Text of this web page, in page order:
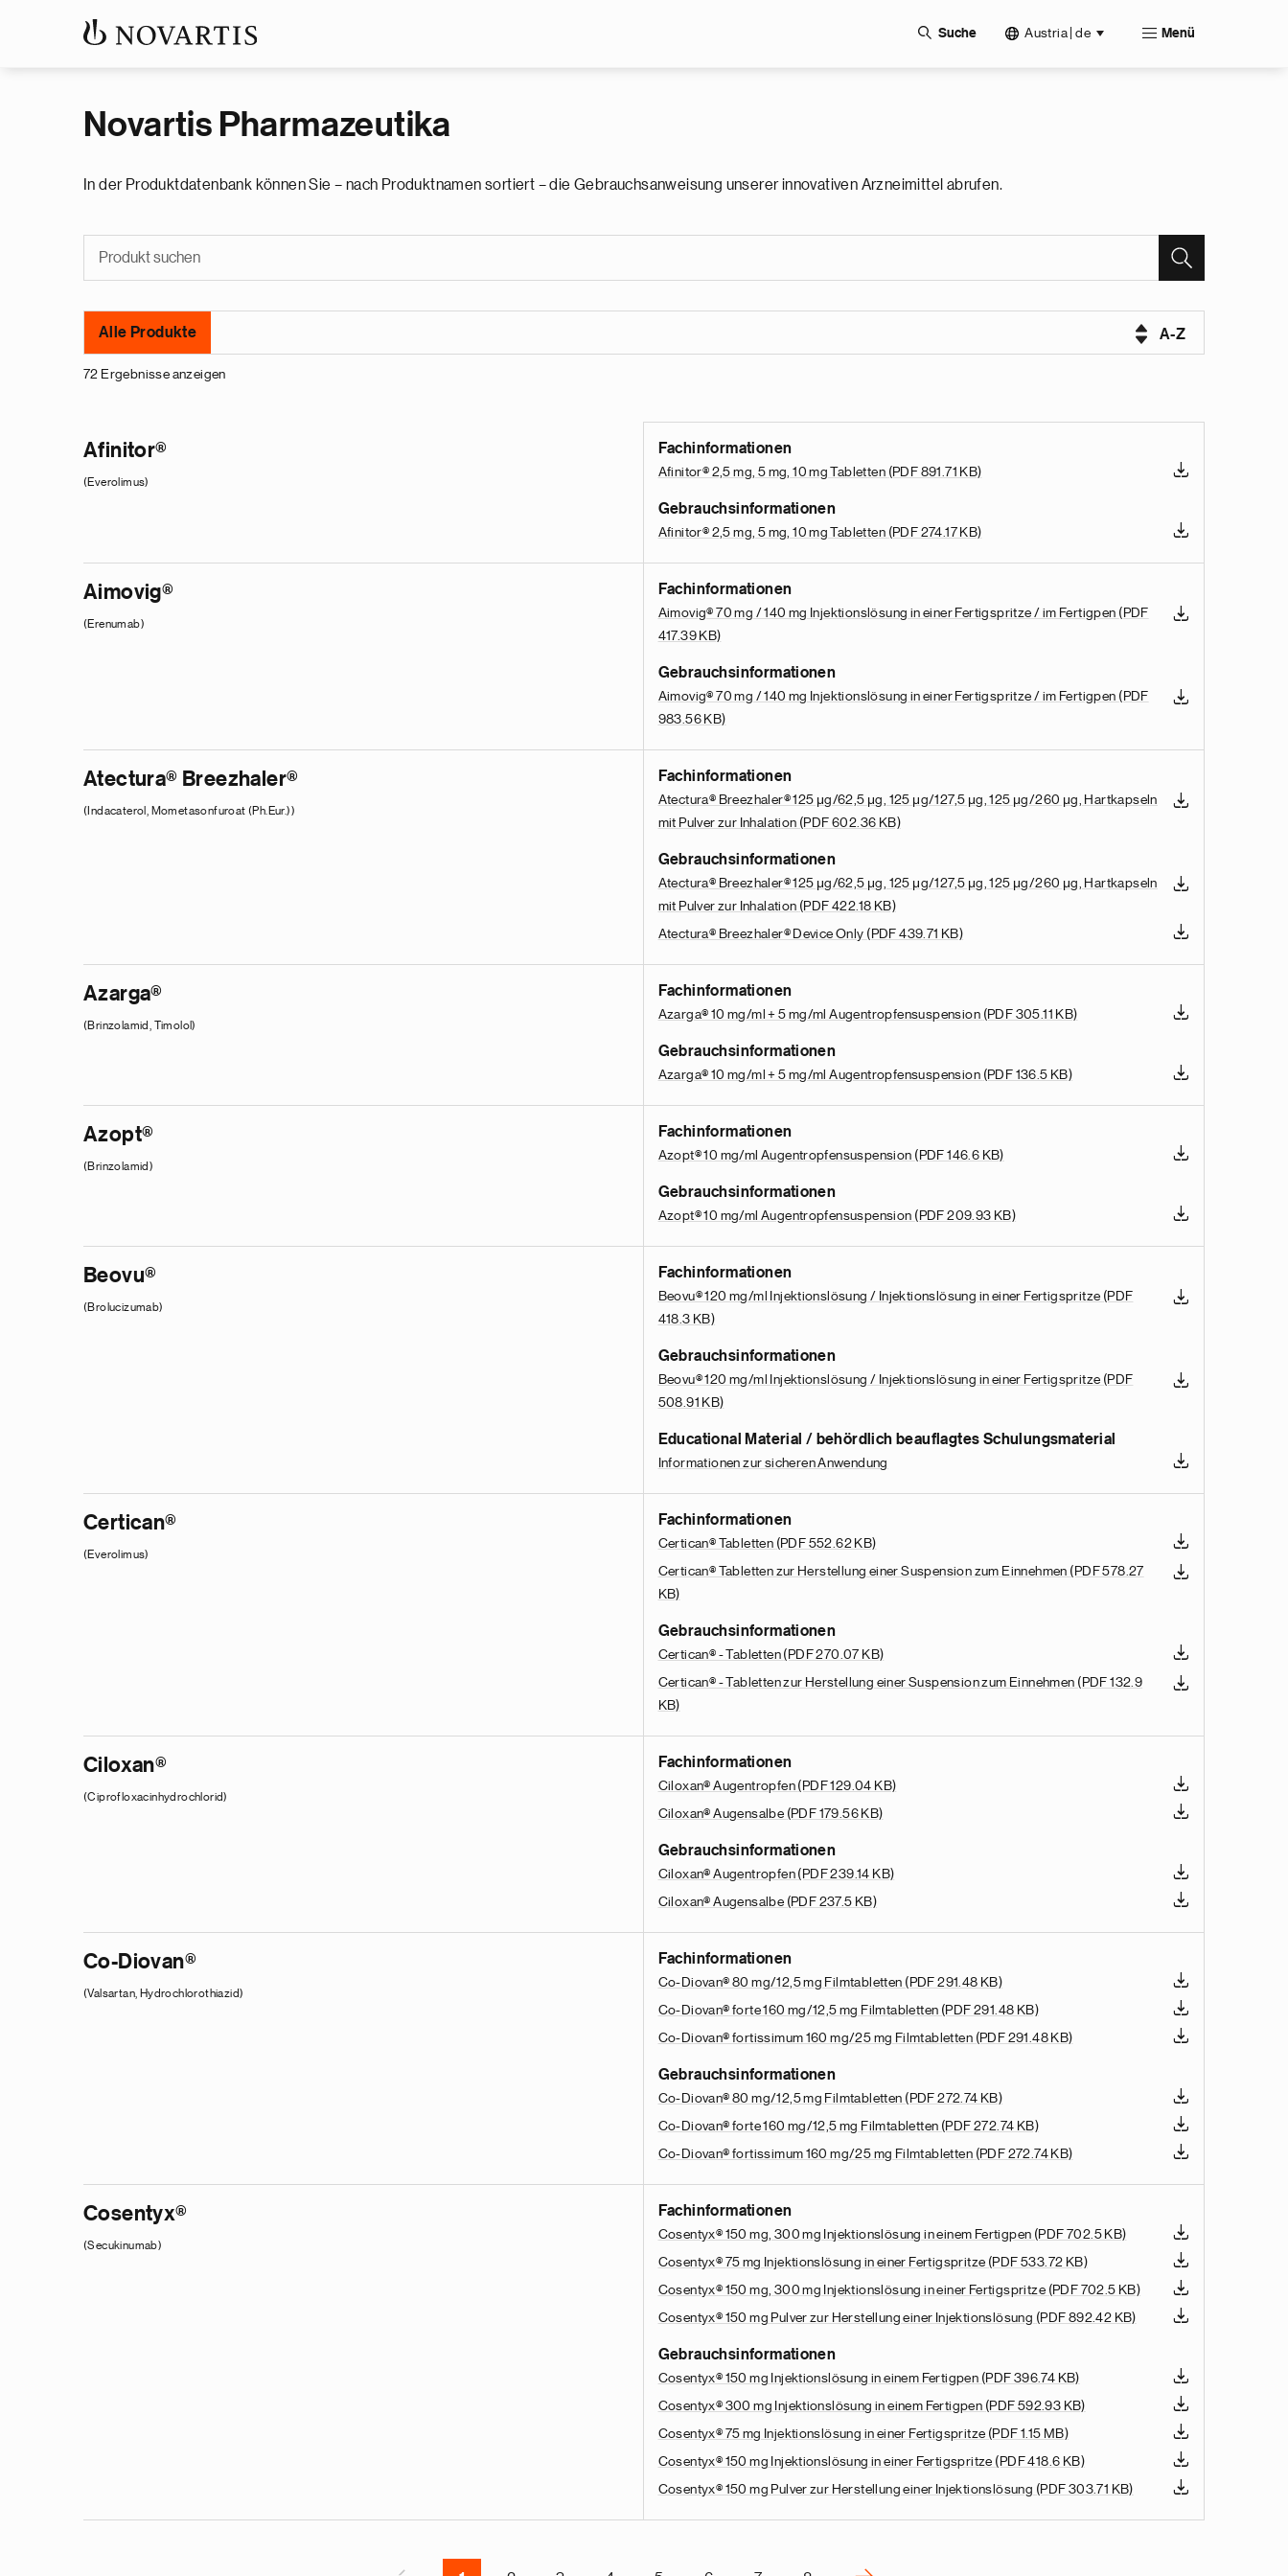
Suche Austria | de Menü
Novartis Pharmazeutika
In der Produktdatenbank können Sie – nach Produktnamen sortiert – die Gebrauchsanweisung unserer innovativen Arzneimittel abrufen.
Alle Produkte A-Z
72 Ergebnisse anzeigen
Afinitor®
(Everolimus)
Fachinformationen
Afinitor® 2,5 mg, 5 mg, 10 mg Tabletten (PDF 891.71 KB)
Gebrauchsinformationen
Afinitor® 2,5 mg, 5 mg, 10 mg Tabletten (PDF 274.17 KB)
Aimovig®
(Erenumab)
Fachinformationen
Aimovig® 70 mg / 140 mg Injektionslösung in einer Fertigspritze / im Fertigpen (PDF
417.39 KB)
Gebrauchsinformationen
Aimovig® 70 mg / 140 mg Injektionslösung in einer Fertigspritze / im Fertigpen (PDF
983.56 KB)
Atectura® Breezhaler®
(Indacaterol, Mometasonfuroat (Ph.Eur.))
Fachinformationen
Atectura® Breezhaler® 125 μg/62,5 μg, 125 μg/127,5 μg, 125 μg/260 μg, Hartkapseln
mit Pulver zur Inhalation (PDF 602.36 KB)
Gebrauchsinformationen
Atectura® Breezhaler® 125 μg/62,5 μg, 125 μg/127,5 μg, 125 μg/260 μg, Hartkapseln
mit Pulver zur Inhalation (PDF 422.18 KB)
Atectura® Breezhaler® Device Only (PDF 439.71 KB)
Azarga®
(Brinzolamid, Timolol)
Fachinformationen
Azarga® 10 mg/ml + 5 mg/ml Augentropfensuspension (PDF 305.11 KB)
Gebrauchsinformationen
Azarga® 10 mg/ml + 5 mg/ml Augentropfensuspension (PDF 136.5 KB)
Azopt®
(Brinzolamid)
Fachinformationen
Azopt® 10 mg/ml Augentropfensuspension (PDF 146.6 KB)
Gebrauchsinformationen
Azopt® 10 mg/ml Augentropfensuspension (PDF 209.93 KB)
Beovu®
(Brolucizumab)
Fachinformationen
Beovu® 120 mg/ml Injektionslösung / Injektionslösung in einer Fertigspritze (PDF
418.3 KB)
Gebrauchsinformationen
Beovu® 120 mg/ml Injektionslösung / Injektionslösung in einer Fertigspritze (PDF
508.91 KB)
Educational Material / behördlich beauflagtes Schulungsmaterial
Informationen zur sicheren Anwendung
Certican®
(Everolimus)
Fachinformationen
Certican® Tabletten (PDF 552.62 KB)
Certican® Tabletten zur Herstellung einer Suspension zum Einnehmen (PDF 578.27
KB)
Gebrauchsinformationen
Certican® - Tabletten (PDF 270.07 KB)
Certican® - Tabletten zur Herstellung einer Suspension zum Einnehmen (PDF 132.9
KB)
Ciloxan®
(Ciprofloxacinhydrochlorid)
Fachinformationen
Ciloxan® Augentropfen (PDF 129.04 KB)
Ciloxan® Augensalbe (PDF 179.56 KB)
Gebrauchsinformationen
Ciloxan® Augentropfen (PDF 239.14 KB)
Ciloxan® Augensalbe (PDF 237.5 KB)
Co-Diovan®
(Valsartan, Hydrochlorothiazid)
Fachinformationen
Co-Diovan® 80 mg/12,5 mg Filmtabletten (PDF 291.48 KB)
Co-Diovan® forte 160 mg/12,5 mg Filmtabletten (PDF 291.48 KB)
Co-Diovan® fortissimum 160 mg/25 mg Filmtabletten (PDF 291.48 KB)
Gebrauchsinformationen
Co-Diovan® 80 mg/12,5 mg Filmtabletten (PDF 272.74 KB)
Co-Diovan® forte 160 mg/12,5 mg Filmtabletten (PDF 272.74 KB)
Co-Diovan® fortissimum 160 mg/25 mg Filmtabletten (PDF 272.74 KB)
Cosentyx®
(Secukinumab)
Fachinformationen
Cosentyx® 150 mg, 300 mg Injektionslösung in einem Fertigpen (PDF 702.5 KB)
Cosentyx® 75 mg Injektionslösung in einer Fertigspritze (PDF 533.72 KB)
Cosentyx® 150 mg, 300 mg Injektionslösung in einer Fertigspritze (PDF 702.5 KB)
Cosentyx® 150 mg Pulver zur Herstellung einer Injektionslösung (PDF 892.42 KB)
Gebrauchsinformationen
Cosentyx® 150 mg Injektionslösung in einem Fertigpen (PDF 396.74 KB)
Cosentyx® 300 mg Injektionslösung in einem Fertigpen (PDF 592.93 KB)
Cosentyx® 75 mg Injektionslösung in einer Fertigspritze (PDF 1.15 MB)
Cosentyx® 150 mg Injektionslösung in einer Fertigspritze (PDF 418.6 KB)
Cosentyx® 150 mg Pulver zur Herstellung einer Injektionslösung (PDF 303.71 KB)